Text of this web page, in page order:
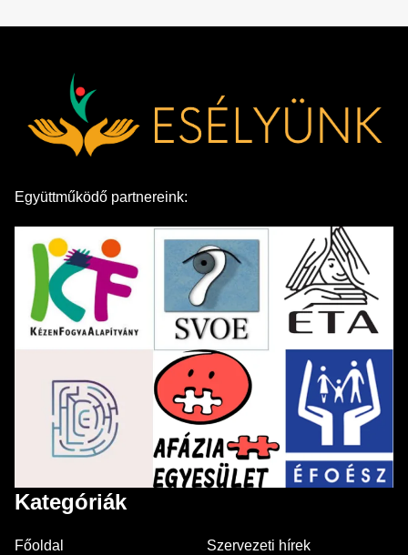
Együttműködő partnereink:
Kategóriák
Főoldal
Szervezeti hírek